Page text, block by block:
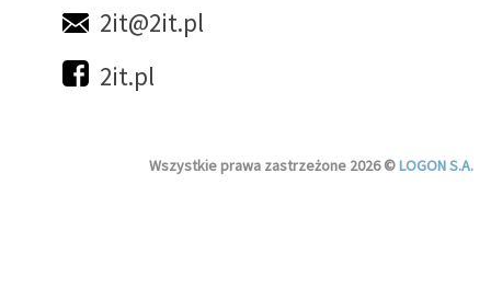
2it@2it.pl
2it.pl
Wszystkie prawa zastrzeżone 2026 ©LOGON S.A.